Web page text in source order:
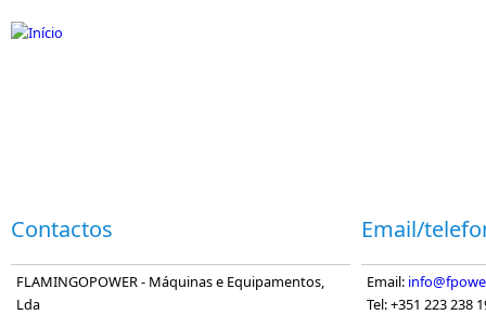
Contactos
FLAMINGOPOWER - Máquinas e Equipamentos,
Lda
Email/
Email:
Tel: +351 223 238